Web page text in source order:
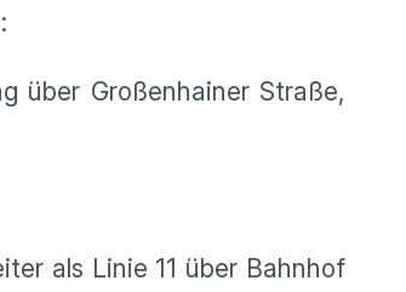
über Großenhainer Straße,
als Linie 11 über Bahnhof